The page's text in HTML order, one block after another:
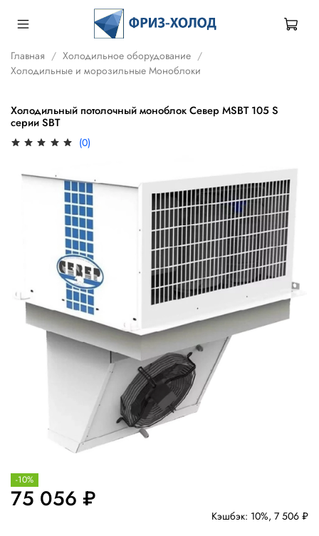
Главная
Холодильное оборудование
Холодильные и морозильные Моноблоки
Холодильный потолочный моноблок Север MSBT 105 S
серии SBT
(0)
Кэшбэк: 10%, 7 506 ₽
75 056 ₽
-10%